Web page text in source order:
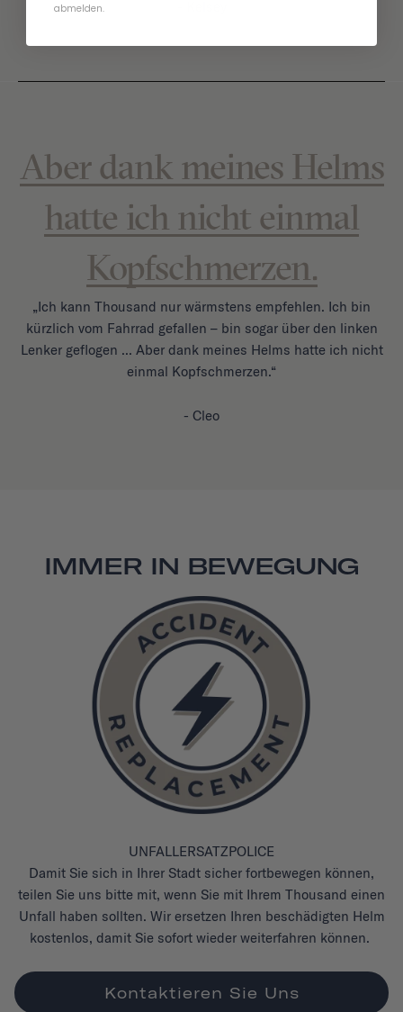
Aber dank meines Helms
hatte ich nicht einmal
Kopfschmerzen.
„Ich kann Thousand nur wärmstens empfehlen. Ich bin
kürzlich vom Fahrrad gefallen – bin sogar über den linken
Lenker geflogen ... Aber dank meines Helms hatte ich nicht
einmal Kopfschmerzen.“
- Cleo
IMMER IN BEWEGUNG
UNFALLERSATZPOLICE
Damit Sie sich in Ihrer Stadt sicher fortbewegen können,
teilen Sie uns bitte mit, wenn Sie mit Ihrem Thousand einen
Unfall haben sollten. Wir ersetzen Ihren beschädigten Helm
kostenlos, damit Sie sofort wieder weiterfahren können.
Kontaktieren Sie Uns
abmelden.